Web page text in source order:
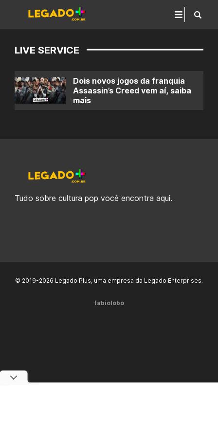
LIVE SERVICE
Dois novos jogos da franquia
Assassin’s Creed vem aí, saiba
mais
Tudo sobre cultura pop você encontra aqui.
© 2019-2026 Legado Plus, uma empresa da Legado Enterprises.
fabiolobo